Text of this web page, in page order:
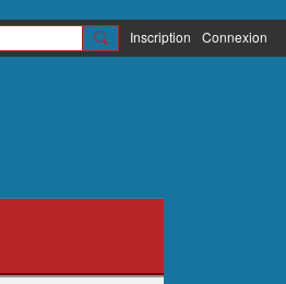
Inscription Connexion